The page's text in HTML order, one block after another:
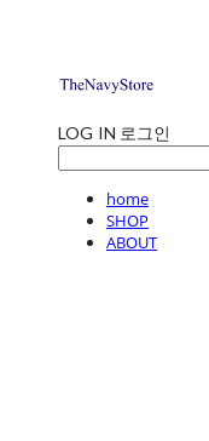
LOG IN 로그인
home
SHOP
ABOUT